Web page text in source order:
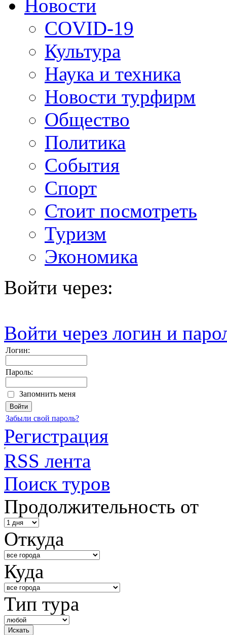
Новости
COVID-19
Культура
Наука и техника
Новости турфирм
Общество
Политика
События
Спорт
Стоит посмотреть
Туризм
Экономика
Войти через:
Войти через логин и
Логин:
Пароль:
Запомнить меня
Забыли свой пароль?
Регистрация
RSS лента
Поиск туров
Продолжительность от
Откуда
Куда
Тип тура